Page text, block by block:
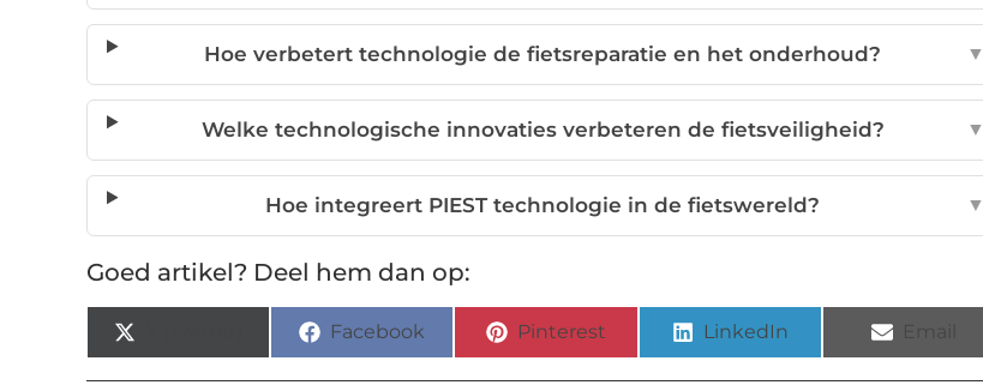
Hoe verbetert technologie de fietsreparatie en het onderhoud? ▼
Welke technologische innovaties verbeteren de fietsveiligheid? ▼
Hoe integreert PIEST technologie in de fietswereld? ▼
Goed artikel? Deel hem dan op:
Facebook Pinterest LinkedIn